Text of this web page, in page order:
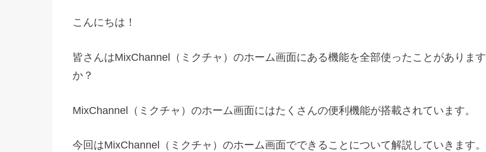
こんにちは！
皆さんはMixChannel（ミクチャ）のホーム画面にある機能を全部使ったことがあります
か？
MixChannel（ミクチャ）のホーム画面にはたくさんの便利機能が搭載されています。
今回はMixChannel（ミクチャ）のホーム画面でできることについて解説していきます。